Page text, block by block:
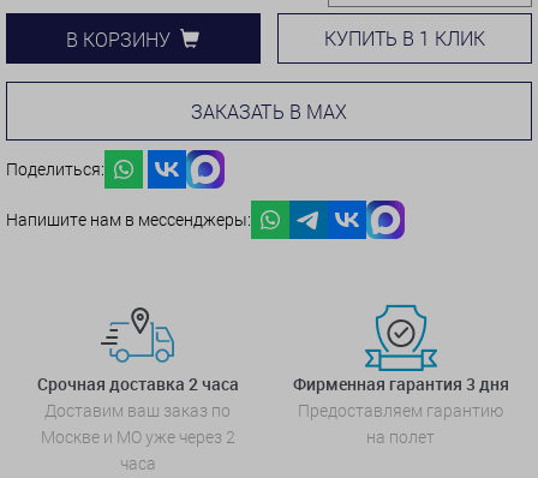
В КОРЗИНУ КУПИТЬ В 1 КЛИК
ЗАКАЗАТЬ В MAX
Поделиться:
Напишите нам в мессенджеры:
Срочная доставка 2 часа
Доставим ваш заказ по
Москве и МО уже через 2
часа
Фирменная гарантия 3 дня
Предоставляем гарантию
на полет